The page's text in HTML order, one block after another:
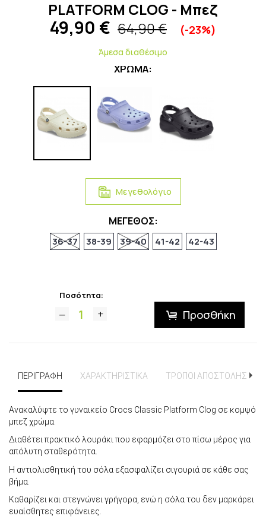
PLATFORM CLOG - Μπεζ
49,90 € 64,90 € (-23%)
Άμεσα διαθέσιμο
ΧΡΩΜΑ:
Μεγεθολόγιο
ΜΕΓΕΘΟΣ:
36-37 38-39 39-40 41-42 42-43
Ποσότητα:
Προσθήκη
ΠΕΡΙΓΡΑΦΗ ΧΑΡΑΚΤΗΡΙΣΤΙΚΑ ΤΡΟΠΟΙ ΑΠΟΣΤΟΛΗΣ
Ανακαλύψτε το γυναικείο Crocs Classic Platform Clog σε κομψό
μπεζ χρώμα.
Διαθέτει πρακτικό λουράκι που εφαρμόζει στο πίσω μέρος για
απόλυτη σταθερότητα.
Η αντιολισθητική του σόλα εξασφαλίζει σιγουριά σε κάθε σας
βήμα.
Καθαρίζει και στεγνώνει γρήγορα, ενώ η σόλα του δεν μαρκάρει
ευαίσθητες επιφάνειες.